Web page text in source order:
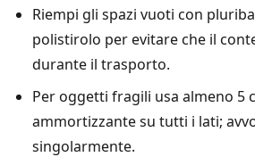
Riempi gli spazi vuoti con
polistirolo per evitare che il
durante il trasporto.
Per oggetti fragili usa almeno 5
ammortizzante su tutti i lati;
singolarmente.